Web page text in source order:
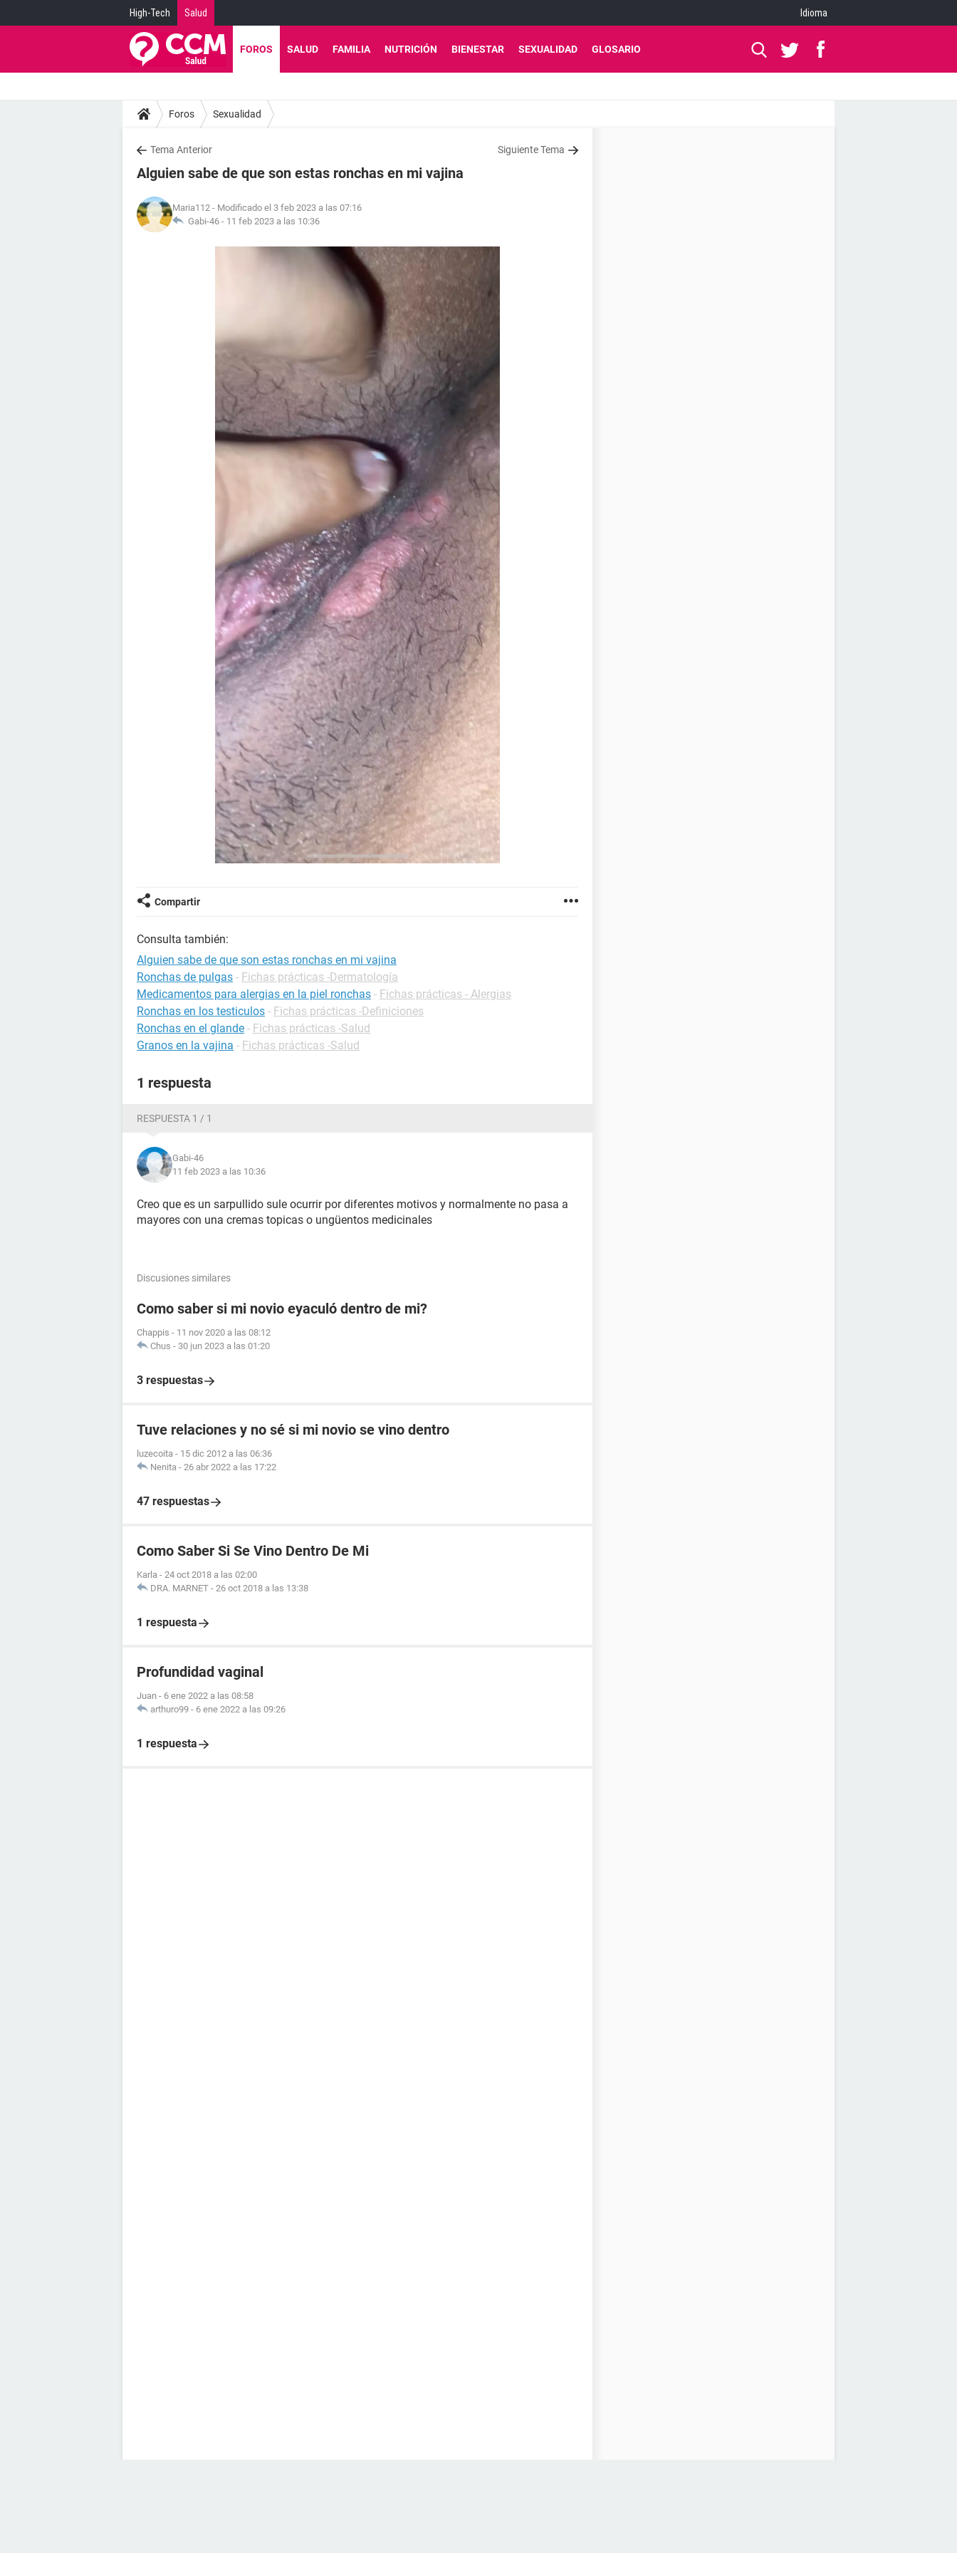
High-Tech Salud Idioma
FOROS SALUD FAMILIA NUTRICIÓN BIENESTAR SEXUALIDAD GLOSARIO
Foros Sexualidad
Tema Anterior Siguiente Tema
Alguien sabe de que son estas ronchas en mi vajina
Maria112 - Modificado el 3 feb 2023 a las 07:16
Gabi-46 - 11 feb 2023 a las 10:36
Compartir
Consulta también:
Alguien sabe de que son estas ronchas en mi vajina
Ronchas de pulgas - Fichas prácticas -Dermatología
Medicamentos para alergias en la piel ronchas - Fichas prácticas - Alergias
Ronchas en los testiculos - Fichas prácticas -Definiciones
Ronchas en el glande - Fichas prácticas -Salud
Granos en la vajina - Fichas prácticas -Salud
1 respuesta
RESPUESTA 1 / 1
Gabi-46
11 feb 2023 a las 10:36
Creo que es un sarpullido sule ocurrir por diferentes motivos y normalmente no pasa a
mayores con una cremas topicas o ungüentos medicinales
Discusiones similares
Como saber si mi novio eyaculó dentro de mi?
Chappis - 11 nov 2020 a las 08:12
Chus - 30 jun 2023 a las 01:20
3 respuestas
Tuve relaciones y no sé si mi novio se vino dentro
luzecoita - 15 dic 2012 a las 06:36
Nenita - 26 abr 2022 a las 17:22
47 respuestas
Como Saber Si Se Vino Dentro De Mi
Karla - 24 oct 2018 a las 02:00
DRA. MARNET - 26 oct 2018 a las 13:38
1 respuesta
Profundidad vaginal
Juan - 6 ene 2022 a las 08:58
arthuro99 - 6 ene 2022 a las 09:26
1 respuesta